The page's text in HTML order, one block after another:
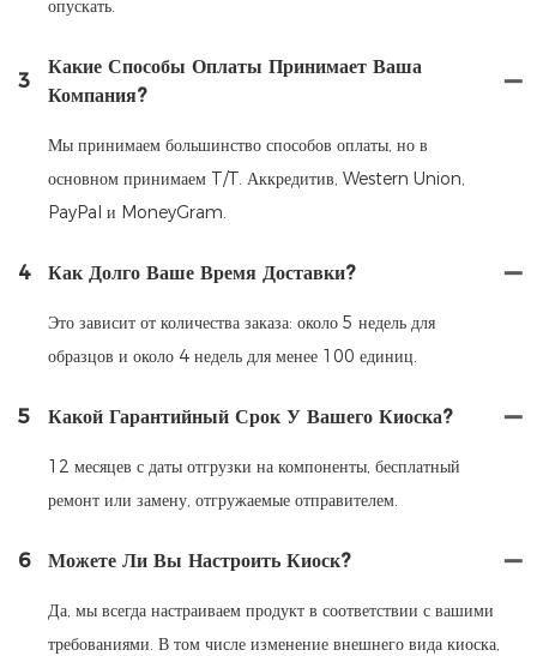
опускать.
3
Какие Способы Оплаты Принимает Ваша
Компания?
Мы принимаем большинство способов оплаты, но в
основном принимаем T/T. Аккредитив, Western Union,
PayPal и MoneyGram.
4 Как Долго Ваше Время Доставки?
Это зависит от количества заказа: около 5 недель для
образцов и около 4 недель для менее 100 единиц.
5 Какой Гарантийный Срок У Вашего Киоска?
12 месяцев с даты отгрузки на компоненты, бесплатный
ремонт или замену, отгружаемые отправителем.
6 Можете Ли Вы Настроить Киоск?
Да, мы всегда настраиваем продукт в соответствии с вашими
требованиями. В том числе изменение внешнего вида киоска,